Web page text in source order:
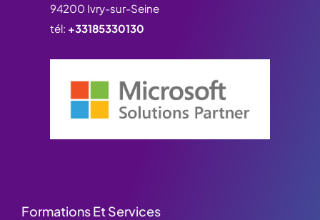
94200 Ivry-sur-Seine
tél: +33185330130
Formations Et Services